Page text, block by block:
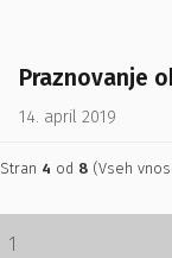
Praznovanje
14. april 2019
Stran 4 od 8 (Vseh
1